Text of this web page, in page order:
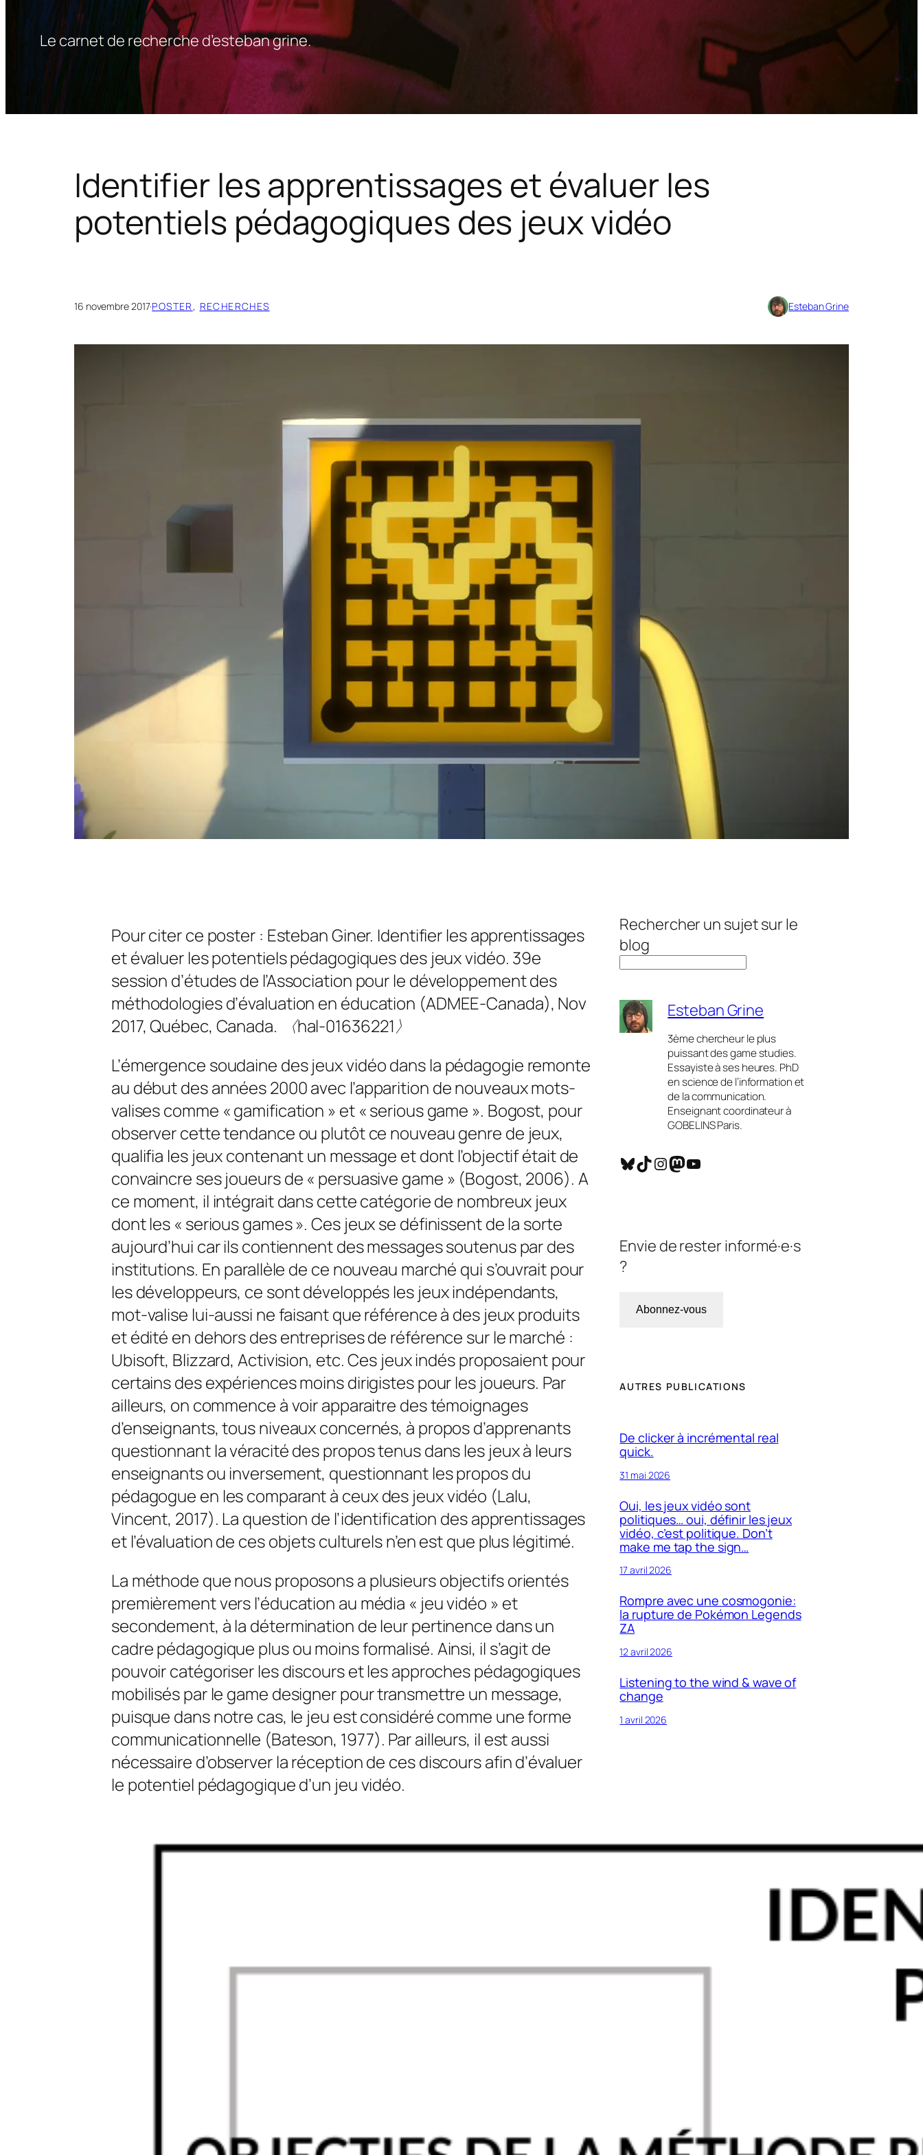
Le carnet de recherche d’esteban grine.
Identifier les apprentissages et évaluer les
potentiels pédagogiques des jeux vidéo
16 novembre 2017·POSTER, RECHERCHES Esteban Grine
Pour citer ce poster : Esteban Giner. Identifier les apprentissages
et évaluer les potentiels pédagogiques des jeux vidéo. 39e
session d’études de l’Association pour le développement des
méthodologies d’évaluation en éducation (ADMEE-Canada), Nov
2017, Québec, Canada. 〈hal-01636221〉
L’émergence soudaine des jeux vidéo dans la pédagogie remonte
au début des années 2000 avec l’apparition de nouveaux mots-
valises comme «gamification » et «serious game ». Bogost, pour
observer cette tendance ou plutôt ce nouveau genre de jeux,
qualifia les jeux contenant un message et dont l’objectif était de
convaincre ses joueurs de « persuasive game » (Bogost, 2006). A
ce moment, il intégrait dans cette catégorie de nombreux jeux
dont les « serious games». Ces jeux se définissent de la sorte
aujourd’hui car ils contiennent des messages soutenus par des
institutions. En parallèle de ce nouveau marché qui s’ouvrait pour
les développeurs, ce sont développés les jeux indépendants,
mot-valise lui-aussi ne faisant que référence à des jeux produits
et édité en dehors des entreprises de référence sur le marché :
Ubisoft, Blizzard, Activision, etc. Ces jeux indés proposaient pour
certains des expériences moins dirigistes pour les joueurs. Par
ailleurs, on commence à voir apparaitre des témoignages
d’enseignants, tous niveaux concernés, à propos d’apprenants
questionnant la véracité des propos tenus dans les jeux à leurs
enseignants ou inversement, questionnant les propos du
pédagogue en les comparant à ceux des jeux vidéo (Lalu,
Vincent, 2017). La question de l’identification des apprentissages
et l’évaluation de ces objets culturels n’en est que plus légitimé.
La méthode que nous proposons a plusieurs objectifs orientés
premièrement vers l’éducation au média « jeu vidéo » et
secondement, à la détermination de leur pertinence dans un
cadre pédagogique plus ou moins formalisé. Ainsi, il s’agit de
pouvoir catégoriser les discours et les approches pédagogiques
mobilisés par le game designerpour transmettre un message,
puisque dans notre cas, le jeu est considéré comme une forme
communicationnelle (Bateson, 1977). Par ailleurs, il est aussi
nécessaire d’observer la réception de ces discours afin d’évaluer
le potentiel pédagogique d’un jeu vidéo.
Rechercher un sujet sur le
blog
Esteban Grine
3ème chercheur le plus
puissant des game studies.
Essayiste à ses heures. PhD
en science de l’information et
de la communication.
Enseignant coordinateur à
GOBELINS Paris.
Bluesky TikTok InstagramMastodon YouTube
Envie de rester informé·e·s
?
Abonnez-vous
AUTRES PUBLICATIONS
De clicker à incrémental real
quick.
31 mai 2026
Oui, les jeux vidéo sont
politiques… oui, définir les jeux
vidéo, c’est politique. Don’t
make me tap the sign…
17 avril 2026
Rompre avec une cosmogonie:
la rupture de Pokémon Legends
ZA
12 avril 2026
Listening to the wind & wave of
change
1 avril 2026